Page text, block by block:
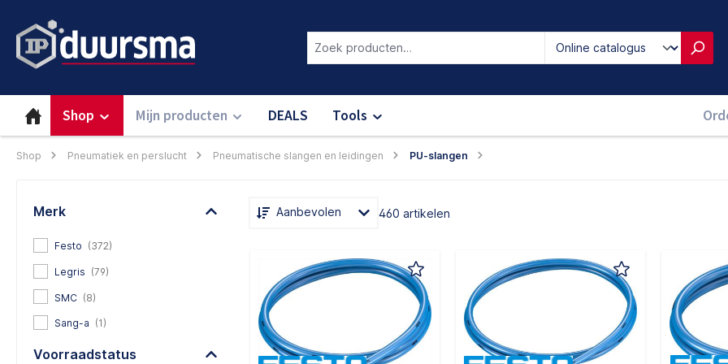
Shop Mijn producten DEALS Tools
Shop Pneumatiek en perslucht Pneumatische slangen en leidingen PU-slangen
Merk
Festo (372)
Legris (79)
SMC (8)
Sang-a (1)
Voorraadstatus
Aanbevolen 460 artikelen